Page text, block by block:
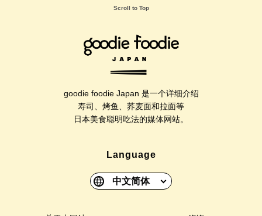
Scroll to Top
goodie foodie Japan 是一个详细介绍
寿司、烤鱼、荞麦面和拉面等
日本美食聪明吃法的媒体网站。
Language
中文简体